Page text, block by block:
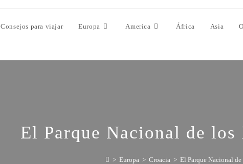
Consejos para viajar Europa America África Asia
El Parque Nacional de
> Europa > Croacia > El Parque Nacional